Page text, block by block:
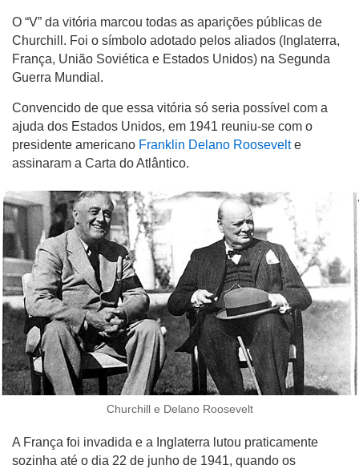
O “V” da vitória marcou todas as aparições públicas de
Churchill. Foi o símbolo adotado pelos aliados (Inglaterra,
França, União Soviética e Estados Unidos) na Segunda
Guerra Mundial.
Convencido de que essa vitória só seria possível com a
ajuda dos Estados Unidos, em 1941 reuniu-se com o
presidente americano Franklin Delano Roosevelte
assinaram a Carta do Atlântico.
Churchill e Delano Roosevelt
A França foi invadida e a Inglaterra lutou praticamente
sozinha até o dia 22 de junho de 1941, quando os